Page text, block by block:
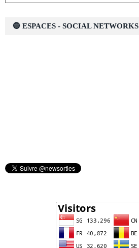
🔵 ESPACES - SOCIAL NETWORKS